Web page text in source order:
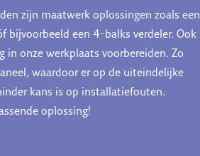
zijn maatwerk oplossingen zoals een
bijvoorbeeld een 4-balks verdeler. Ook
onze werkplaats voorbereiden. Zo
waardoor er op de uiteindelijke
kans is op installatiefouten.
oplossing!